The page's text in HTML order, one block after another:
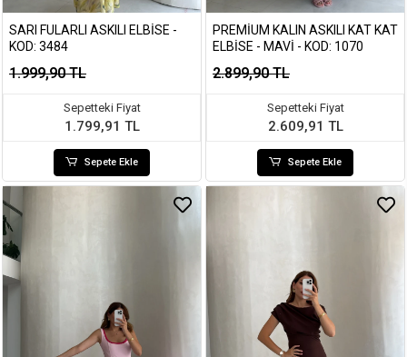
SARI FULARLI ASKILI ELBISE -
KOD: 3484
1.999,90 TL
Sepetteki Fiyat
1.799,91 TL
Sepete Ekle
PREMIUM KALIN ASKILI KAT KAT
ELBISE - MAVI - KOD: 1070
2.899,90 TL
Sepetteki Fiyat
2.609,91 TL
Sepete Ekle